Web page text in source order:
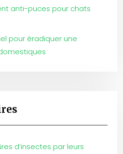
anti-puces pour chats
pour éradiquer une
d’insectes par leurs